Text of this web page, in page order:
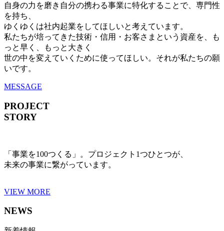
自身の力を磨き自分の携わる事業に特化することで、専門性
を持ち、
ゆくゆくは社内起業をしてほしいと考えています。
私たちが培ってきた技術・信用・お客さまという資産を、も
っと早く、もっと大きく
世の中を変えていくために使ってほしい。それが私たちの願
いです。
MESSAGE
PROJECT
STORY
「事業を100つくる」。プロジェクト1つひとつが、
未来の事業に繋がっています。
VIEW MORE
NEWS